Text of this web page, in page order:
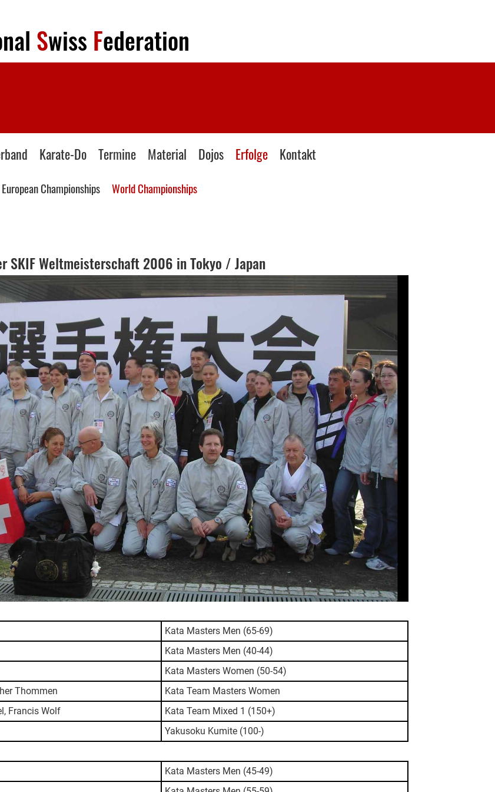
Swiss Federation
Karate-Do Termine Material Dojos Erfolge Kontakt
European Championships World Championships
SKIF Weltmeisterschaft 2006 in Tokyo / Japan
Kata Masters Men (65-69)
Kata Masters Men (40-44)
Kata Masters Women (50-54)
Thommen
Kata Team Masters Women
Francis Wolf
Kata Team Mixed 1 (150+)
Yakusoku Kumite (100-)
Kata Masters Men (45-49)